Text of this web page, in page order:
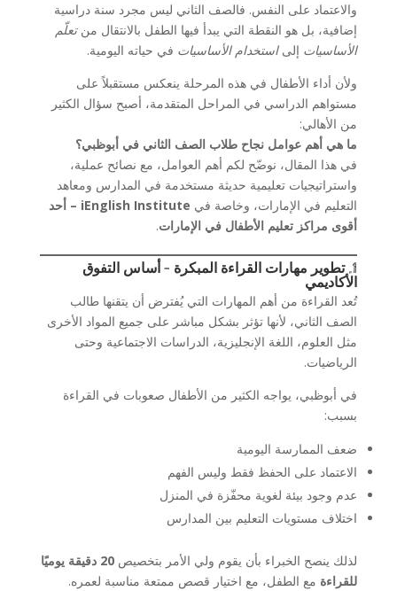
والاعتماد على النفس. فالصف الثاني ليس مجرد سنة دراسية
إضافية، بل هو النقطة التي يبدأ فيها الطفل بالانتقال منتعلّم
الأساسيات إلىاستخدام الأساسيات في حياته اليومية.
ولأن أداء الأطفال في هذه المرحلة ينعكس مستقبلاً على
مستواهم الدراسي في المراحل المتقدمة، أصبح سؤال الكثير
من الأهالي:
ما هي أهم عوامل نجاح طلاب الصف الثاني في أبوظبي؟
في هذا المقال، نوضّح لكم أهم العوامل، مع نصائح عملية،
واستراتيجيات تعليمية حديثة مستخدمة في المدارس ومعاهد
التعليم في الإمارات، وخاصة في
iEnglish Institute – أحد
أقوى مراكز تعليم الأطفال في الإمارات.
1. تطوير مهارات القراءة المبكرة – أساس التفوق
الأكاديمي
تُعد القراءة من أهم المهارات التي يُفترض أن يتقنها طالب
الصف الثاني، لأنها تؤثر بشكل مباشر على جميع المواد الأخرى
مثل العلوم، اللغة الإنجليزية، الدراسات الاجتماعية وحتى
الرياضيات.
في أبوظبي، يواجه الكثير من الأطفال صعوبات في القراءة
بسبب:
ضعف الممارسة اليومية
الاعتماد على الحفظ فقط وليس الفهم
عدم وجود بيئة لغوية محفّزة في المنزل
اختلاف مستويات التعليم بين المدارس
لذلك ينصح الخبراء بأن يقوم ولي الأمر بتخصيص
20 دقيقة يوميًا
للقراءة مع الطفل، مع اختيار قصص ممتعة مناسبة لعمره.